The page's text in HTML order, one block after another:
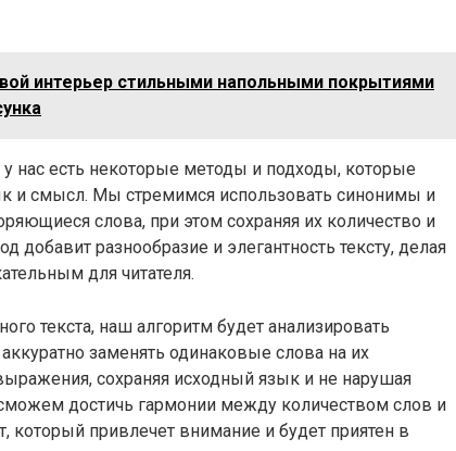
интерьер стильными напольными покрытиями
нас есть некоторые методы и подходы, которые
и смысл. Мы стремимся использовать синонимы и
слова, при этом сохраняя их количество и
добавит разнообразие и элегантность тексту, делая
для читателя.
текста, наш алгоритм будет анализировать
заменять одинаковые слова на их
сохраняя исходный язык и не нарушая
достичь гармонии между количеством слов и
который привлечет внимание и будет приятен в